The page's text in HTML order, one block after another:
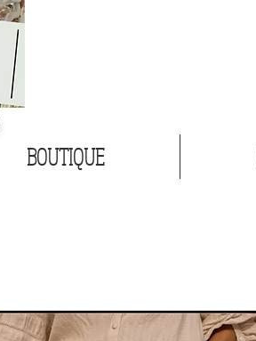
BOUTIQUE